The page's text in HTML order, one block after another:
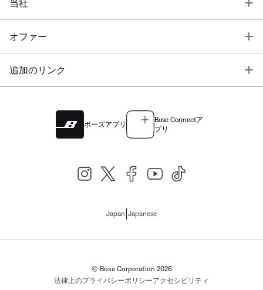
当社
オファー
追加のリンク
ボーズアプリ
Bose Connectア
プリ
Japan Japanese
© Bose Corporation 2026
法律上のプライバシーポリシーアクセシビリティ